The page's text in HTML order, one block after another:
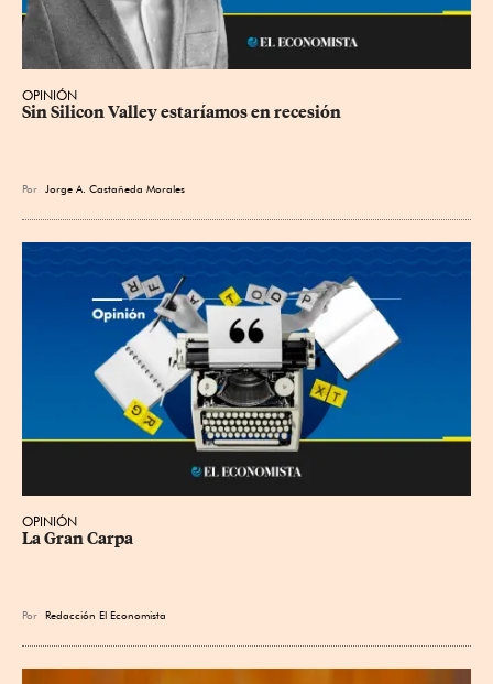
OPINIÓN
Sin Silicon Valley estaríamos en recesión
Por Jorge A. Castañeda Morales
OPINIÓN
La Gran Carpa
Por Redacción El Economista